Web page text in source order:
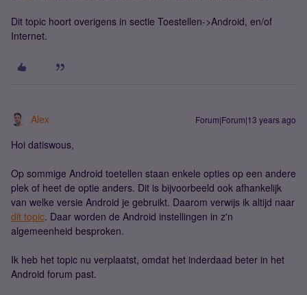
Dit topic hoort overigens in sectie Toestellen->Android, en/of
Internet.
Alex Forum|Forum|13 years ago
Hoi datiswous,
Op sommige Android toetellen staan enkele opties op een andere
plek of heet de optie anders. Dit is bijvoorbeeld ook afhankelijk
van welke versie Android je gebruikt. Daarom verwijs ik altijd naar
dit topic. Daar worden de Android instellingen in z'n
algemeenheid besproken.
Ik heb het topic nu verplaatst, omdat het inderdaad beter in het
Android forum past.